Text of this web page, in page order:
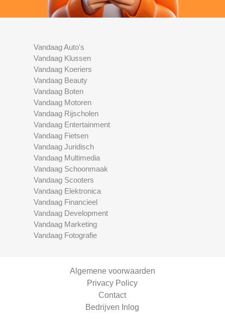
Vandaag Auto's
Vandaag Klussen
Vandaag Koeriers
Vandaag Beauty
Vandaag Boten
Vandaag Motoren
Vandaag Rijscholen
Vandaag Entertainment
Vandaag Fietsen
Vandaag Juridisch
Vandaag Multimedia
Vandaag Schoonmaak
Vandaag Scooters
Vandaag Elektronica
Vandaag Financieel
Vandaag Development
Vandaag Marketing
Vandaag Fotografie
Algemene voorwaarden
Privacy Policy
Contact
Bedrijven Inlog